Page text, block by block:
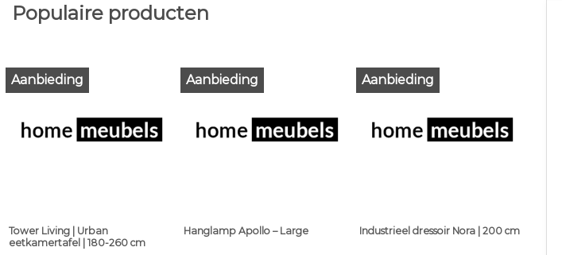
Populaire producten
Aanbieding
Tower Living | Urban
eetkamertafel | 180-260 cm
Aanbieding
Hanglamp Apollo – Large
Aanbieding
Industrieel dressoir Nora | 200 cm